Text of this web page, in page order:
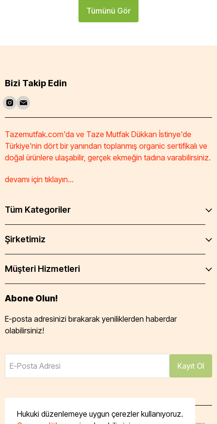
Hukuki düzenlemeye uygun çerezler kullanıyoruz.
Tümünü Gör
Bizi Takip Edin
Tazemutfak.com'da ve Taze Mutfak Dükkan İstinye'de
Türkiye'nin dört bir yanından toplanmış organic sertifikalı ve
doğal ürünlere ulaşabilir, gerçek ekmeğin tadına varabilirsiniz.
devamı için tıklayın...
Tüm Kategoriler
Şirketimiz
Müşteri Hizmetleri
Abone Olun!
E-posta adresinizi bırakarak yeniliklerden haberdar
olabilirsiniz!
E-Posta Adresi Kayıt Ol